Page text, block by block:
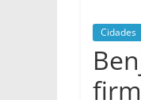
Cidades